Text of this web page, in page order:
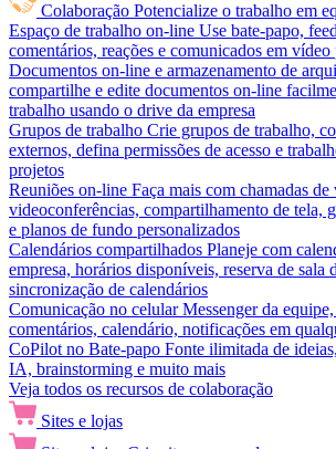
Colaboração Potencialize o trabalho em
Espaço de trabalho on-line Use bate-papo,
comentários, reações e comunicados em vídeo
Documentos on-line e armazenamento de
compartilhe e edite documentos on-line
trabalho usando o drive da empresa
Grupos de trabalho Crie grupos de trabalho,
externos, defina permissões de acesso e
projetos
Reuniões on-line Faça mais com chamadas de
videoconferências, compartilhamento de tela,
e planos de fundo personalizados
Calendários compartilhados Planeje com
empresa, horários disponíveis, reserva de sala
sincronização de calendários
Comunicação no celular Messenger da
comentários, calendário, notificações em
CoPilot no Bate-papo Fonte ilimitada de
IA, brainstorming e muito mais
Veja todos os recursos de colaboração
Sites e lojas